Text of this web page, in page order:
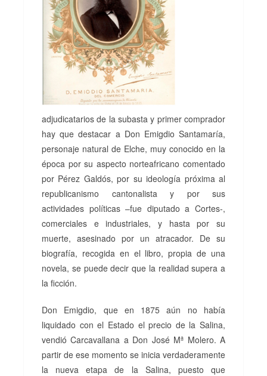
adjudicatarios de la subasta y primer comprador
hay que destacar a Don Emigdio Santamaría,
personaje natural de Elche, muy conocido en la
época por su aspecto norteafricano comentado
por Pérez Galdós, por su ideología próxima al
republicanismo cantonalista y por sus
actividades políticas –fue diputado a Cortes-,
comerciales e industriales, y hasta por su
muerte, asesinado por un atracador. De su
biografía, recogida en el libro, propia de una
novela, se puede decir que la realidad supera a
la ficción.
Don Emigdio, que en 1875 aún no había
liquidado con el Estado el precio de la Salina,
vendió Carcavallana a Don José Mª Molero. A
partir de ese momento se inicia verdaderamente
la nueva etapa de la Salina, puesto que